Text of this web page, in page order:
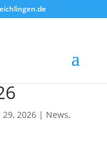
29, 2026| News,